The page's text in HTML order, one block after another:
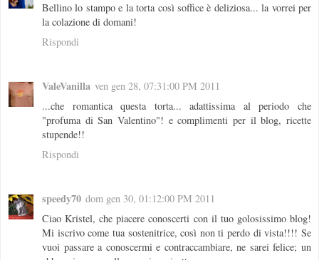
Bellino lo stampo e la torta così soffice è deliziosa... la vorrei per
la colazione di domani!
Rispondi
ValeVanilla ven gen 28, 07:31:00 PM 2011
...che romantica questa torta... adattissima al periodo che
"profuma di San Valentino"! e complimenti per il blog, ricette
stupende!!
Rispondi
speedy70 dom gen 30, 01:12:00 PM 2011
Ciao Kristel, che piacere conoscerti con il tuo golosissimo blog!
Mi iscrivo come tua sostenitrice, così non ti perdo di vista!!!! Se
vuoi passare a conoscermi e contraccambiare, ne sarei felice; un